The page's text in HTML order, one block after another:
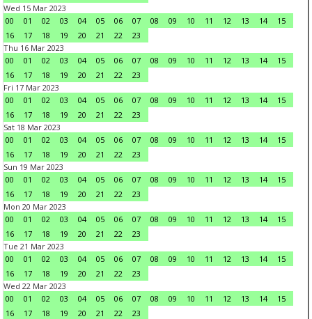
Wed 15 Mar 2023
00
01 02 03 04 05 06 07 08 09 10 11 12 13 14
15
16
17 18 19 20 21 22
23
Thu 16 Mar 2023
00
01 02 03 04 05 06 07 08 09 10 11 12 13 14
15
16
17 18 19 20 21 22
23
Fri 17 Mar 2023
00
01 02 03 04 05 06 07 08 09 10 11 12 13 14
15
16
17 18 19 20 21 22
23
Sat 18 Mar 2023
00
01 02 03 04 05 06 07 08 09 10 11 12 13 14
15
16
17 18 19 20 21 22
23
Sun 19 Mar 2023
00
01 02 03 04 05 06 07 08 09 10 11 12 13 14
15
16
17 18 19 20 21 22
23
Mon 20 Mar 2023
00
01 02 03 04 05 06 07 08 09 10 11 12 13 14
15
16
17 18 19 20 21 22
23
Tue 21 Mar 2023
00
01 02 03 04 05 06 07 08 09 10 11 12 13 14
15
16
17 18 19 20 21 22
23
Wed 22 Mar 2023
00
01 02 03 04 05 06 07 08 09 10 11 12 13 14
15
16
17 18 19 20 21 22
23